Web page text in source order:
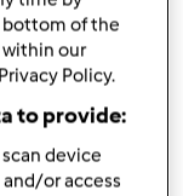
bottom of the
within our
Policy.
to provide:
device
or access